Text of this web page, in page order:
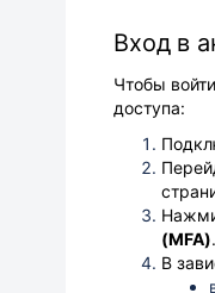
Вход в
Чтобы
доступа:
(MFA).
В